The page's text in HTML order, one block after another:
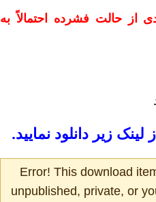
از حالت فشرده احتمالاً به
لینک زیر دانلود نمایید.
Error! This download
unpublished, private, or